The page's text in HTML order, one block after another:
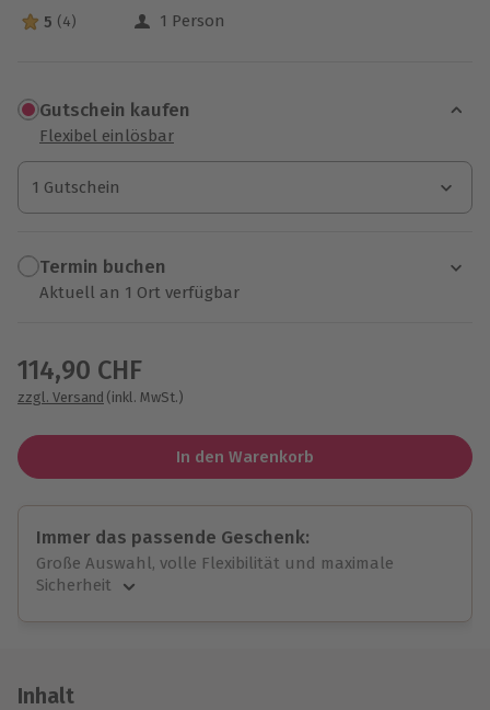
5 Sterne von 5 aus 4 Bewertungen
5 (4) 1 Person
Gutschein kaufen
Flexibel einlösbar
1 Gutschein
1 Gutschein
1 Gutschein
Termin buchen
Aktuell an 1 Ort verfügbar
114,90 CHF
zzgl. Versand (inkl. MwSt.)
In den Warenkorb
Immer das passende Geschenk:
Große Auswahl, volle Flexibilität und maximale
Sicherheit
Jeder Gutschein für alle Erlebnisse einlösbar.
Inhalt